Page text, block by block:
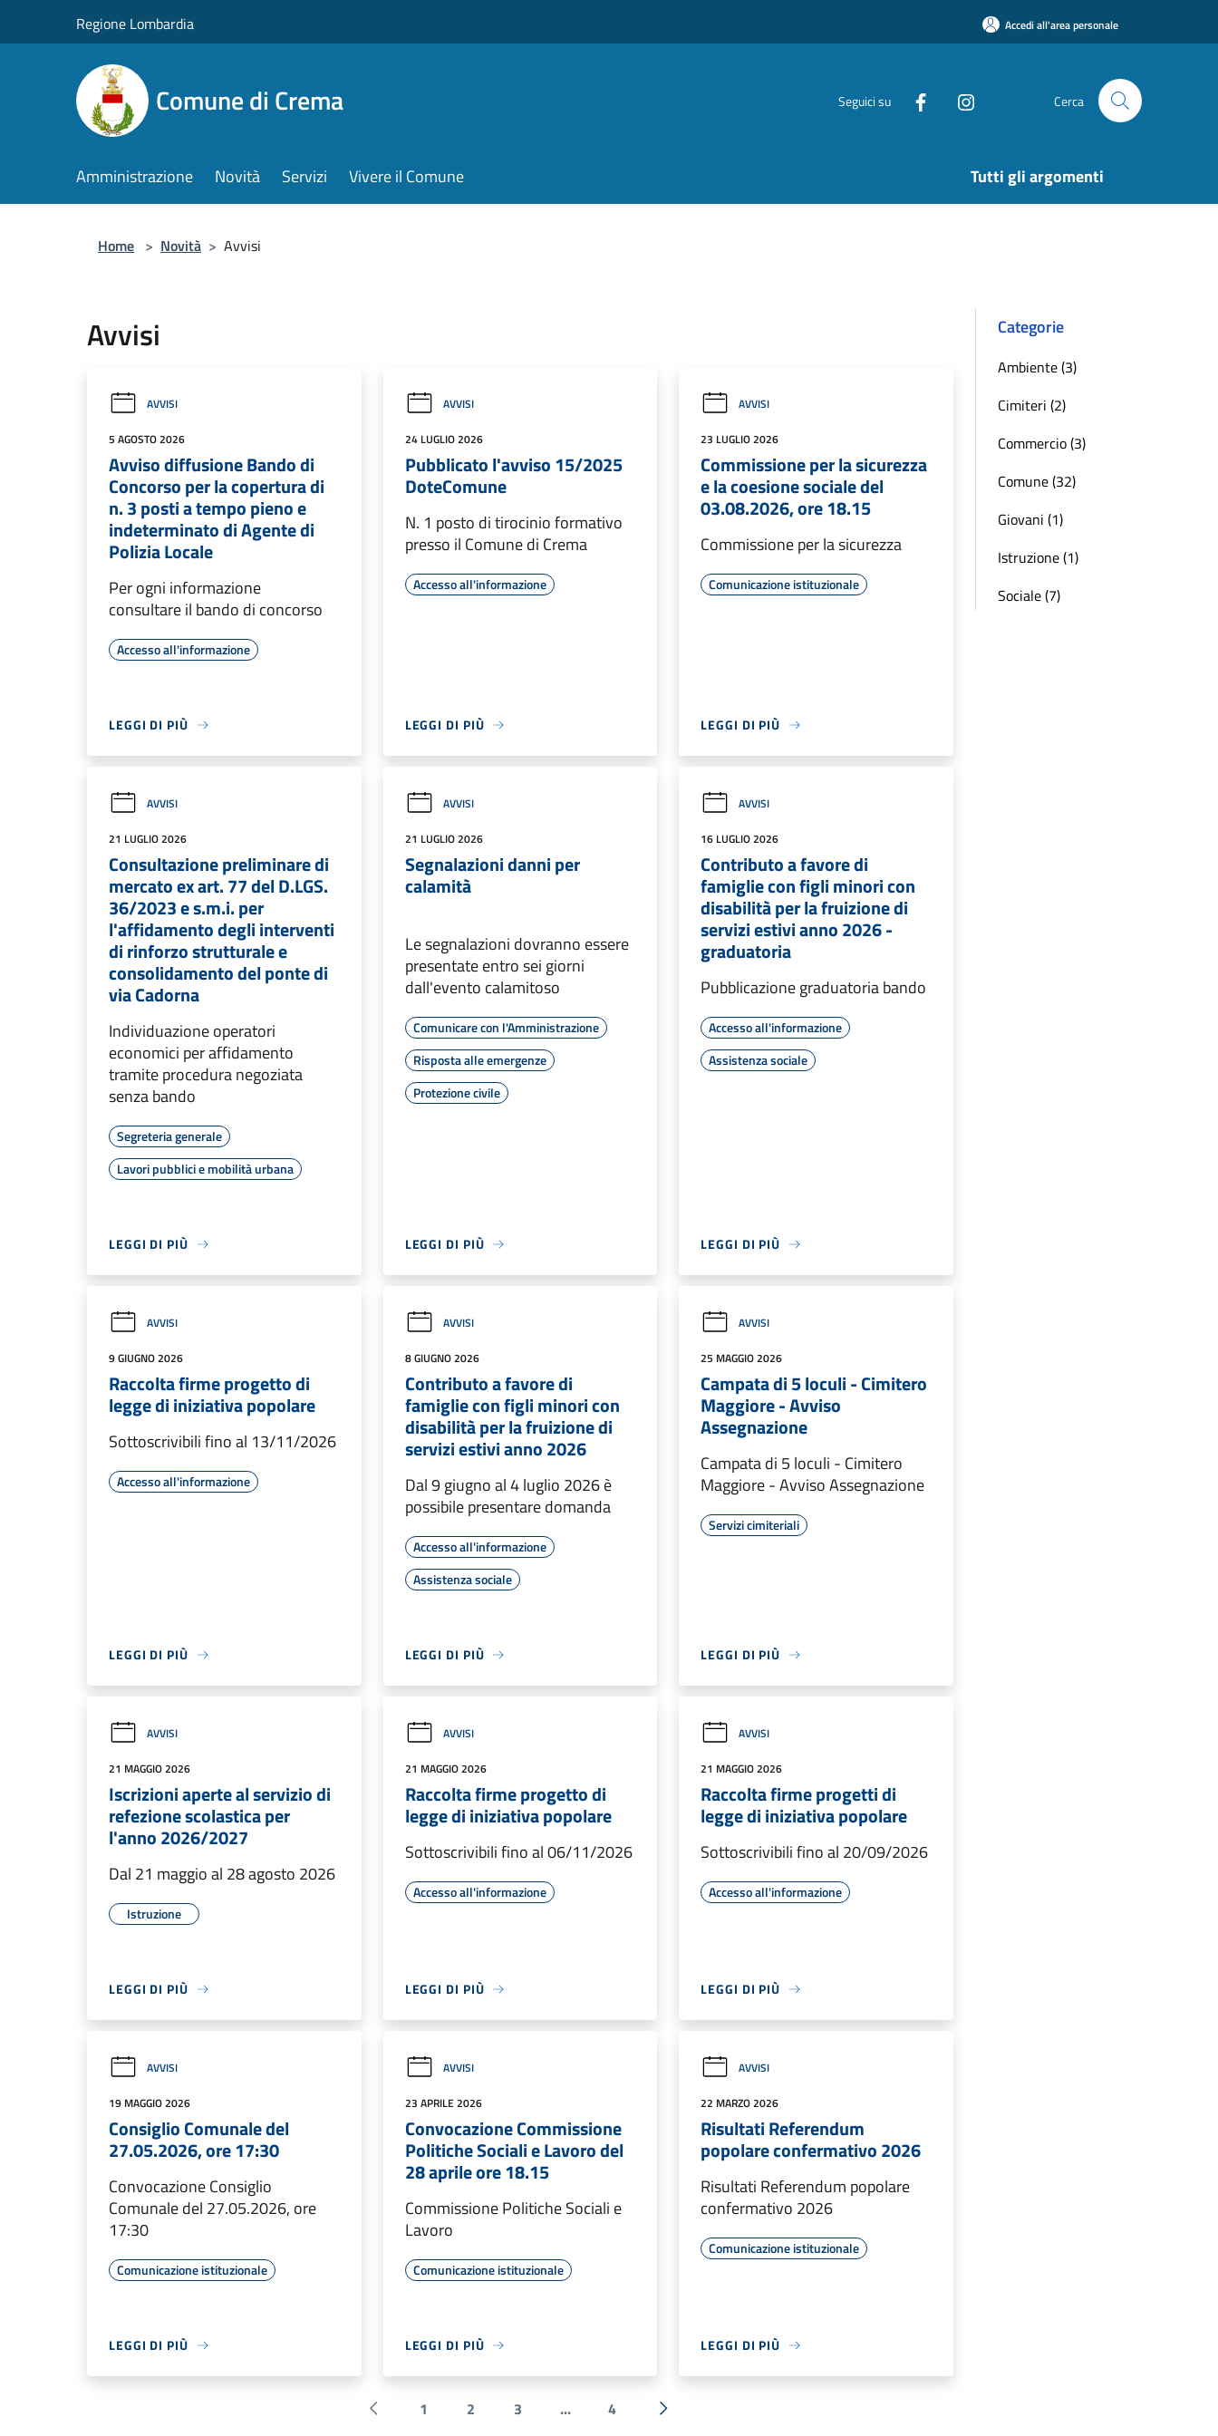
Regione Lombardia Accedi all'area personale
Comune di Crema Seguici su Cerca
Amministrazione Novità Servizi Vivere il Comune Tutti gli argomenti
Home > Novità > Avvisi
Avvisi
AVVISI
5 AGOSTO 2026
Avviso diffusione Bando di
Concorso per la copertura di
n. 3 posti a tempo pieno e
indeterminato di Agente di
Polizia Locale
Per ogni informazione
consultare il bando di concorso
Accesso all'informazione
LEGGI DI PIÙ
AVVISI
24 LUGLIO 2026
Pubblicato l'avviso 15/2025
DoteComune
N. 1 posto di tirocinio formativo
presso il Comune di Crema
Accesso all'informazione
LEGGI DI PIÙ
AVVISI
23 LUGLIO 2026
Commissione per la sicurezza
e la coesione sociale del
03.08.2026, ore 18.15
Commissione per la sicurezza
Comunicazione istituzionale
LEGGI DI PIÙ
AVVISI
21 LUGLIO 2026
Consultazione preliminare di
mercato ex art. 77 del D.LGS.
36/2023 e s.m.i. per
l'affidamento degli interventi
di rinforzo strutturale e
consolidamento del ponte di
via Cadorna
Individuazione operatori
economici per affidamento
tramite procedura negoziata
senza bando
Segreteria generale
Lavori pubblici e mobilità urbana
LEGGI DI PIÙ
AVVISI
21 LUGLIO 2026
Segnalazioni danni per
calamità
Le segnalazioni dovranno essere
presentate entro sei giorni
dall'evento calamitoso
Comunicare con l'Amministrazione
Risposta alle emergenze
Protezione civile
LEGGI DI PIÙ
AVVISI
16 LUGLIO 2026
Contributo a favore di
famiglie con figli minori con
disabilità per la fruizione di
servizi estivi anno 2026 -
graduatoria
Pubblicazione graduatoria bando
Accesso all'informazione
Assistenza sociale
LEGGI DI PIÙ
AVVISI
9 GIUGNO 2026
Raccolta firme progetto di
legge di iniziativa popolare
Sottoscrivibili fino al 13/11/2026
Accesso all'informazione
LEGGI DI PIÙ
AVVISI
8 GIUGNO 2026
Contributo a favore di
famiglie con figli minori con
disabilità per la fruizione di
servizi estivi anno 2026
Dal 9 giugno al 4 luglio 2026 è
possibile presentare domanda
Accesso all'informazione
Assistenza sociale
LEGGI DI PIÙ
AVVISI
25 MAGGIO 2026
Campata di 5 loculi - Cimitero
Maggiore - Avviso
Assegnazione
Campata di 5 loculi - Cimitero
Maggiore - Avviso Assegnazione
Servizi cimiteriali
LEGGI DI PIÙ
AVVISI
21 MAGGIO 2026
Iscrizioni aperte al servizio di
refezione scolastica per
l'anno 2026/2027
Dal 21 maggio al 28 agosto 2026
Istruzione
LEGGI DI PIÙ
AVVISI
21 MAGGIO 2026
Raccolta firme progetto di
legge di iniziativa popolare
Sottoscrivibili fino al 06/11/2026
Accesso all'informazione
LEGGI DI PIÙ
AVVISI
21 MAGGIO 2026
Raccolta firme progetti di
legge di iniziativa popolare
Sottoscrivibili fino al 20/09/2026
Accesso all'informazione
LEGGI DI PIÙ
AVVISI
19 MAGGIO 2026
Consiglio Comunale del
27.05.2026, ore 17:30
Convocazione Consiglio
Comunale del 27.05.2026, ore
17:30
Comunicazione istituzionale
LEGGI DI PIÙ
AVVISI
23 APRILE 2026
Convocazione Commissione
Politiche Sociali e Lavoro del
28 aprile ore 18.15
Commissione Politiche Sociali e
Lavoro
Comunicazione istituzionale
LEGGI DI PIÙ
AVVISI
22 MARZO 2026
Risultati Referendum
popolare confermativo 2026
Risultati Referendum popolare
confermativo 2026
Comunicazione istituzionale
LEGGI DI PIÙ
Pagina precedente
1 2 3 ... 4
Successiva »
Categorie
Ambiente (3)
Cimiteri (2)
Commercio (3)
Comune (32)
Giovani (1)
Istruzione (1)
Sociale (7)